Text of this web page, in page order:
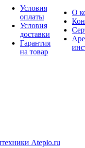
Условия
оплаты
Условия
доставки
Гарантия
на товар
О